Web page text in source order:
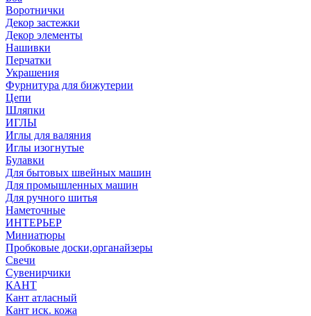
Воротнички
Декор застежки
Декор элементы
Нашивки
Перчатки
Украшения
Фурнитура для бижутерии
Цепи
Шляпки
ИГЛЫ
Иглы для валяния
Иглы изогнутые
Булавки
Для бытовых швейных машин
Для промышленных машин
Для ручного шитья
Наметочные
ИНТЕРЬЕР
Миниатюры
Пробковые доски,органайзеры
Свечи
Сувенирчики
КАНТ
Кант атласный
Кант иск. кожа